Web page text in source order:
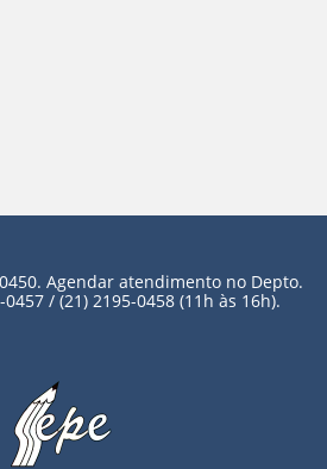
Agendar atendimento no Depto.
/ (21) 2195-0458 (11h às 16h).